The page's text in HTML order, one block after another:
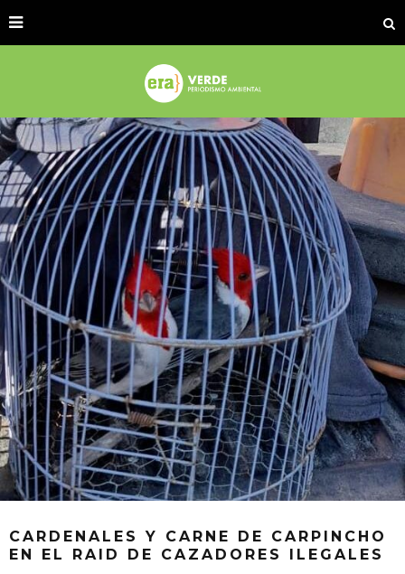
CARDENALES Y CARNE DE CARPINCHO
EN EL RAID DE CAZADORES ILEGALES